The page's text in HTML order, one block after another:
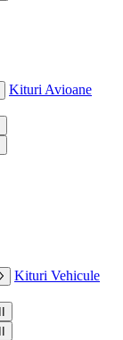
Kituri Avioane
Kituri Vehicule